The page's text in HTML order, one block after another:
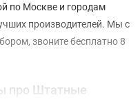
по Москве и городам
производителей. Мы с
звоните бесплатно 8
про Штатные